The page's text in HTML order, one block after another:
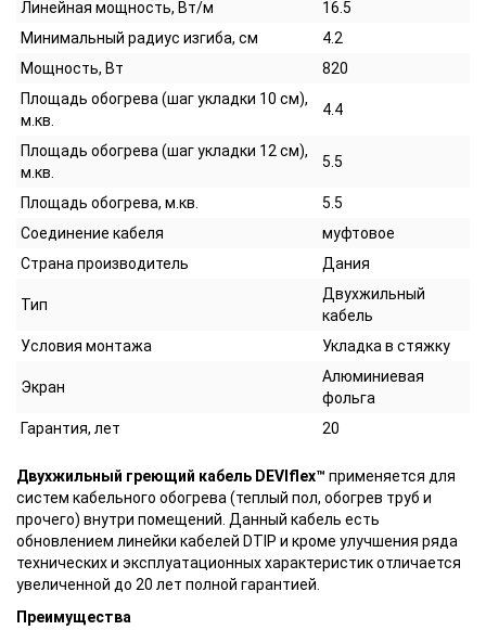
Линейная мощность, Вт/м
16.5
Минимальный радиус изгиба, см
4.2
Мощность, Вт
820
Площадь обогрева (шаг укладки 10 см),
м.кв.
4.4
Площадь обогрева (шаг укладки 12 см),
м.кв.
5.5
Площадь обогрева, м.кв.
5.5
Соединение кабеля
муфтовое
Страна производитель
Дания
Тип
Двухжильный
кабель
Условия монтажа
Укладка в стяжку
Экран
Алюминиевая
фольга
Гарантия, лет
20
Двухжильный греющий кабель DEVIflex™ применяется для
систем кабельного обогрева (теплый пол, обогрев труб и
прочего) внутри помещений. Данный кабель есть
обновлением линейки кабелей DTIP и кроме улучшения ряда
технических и эксплуатационных характеристик отличается
увеличенной до 20 лет полной гарантией.
Преимущества